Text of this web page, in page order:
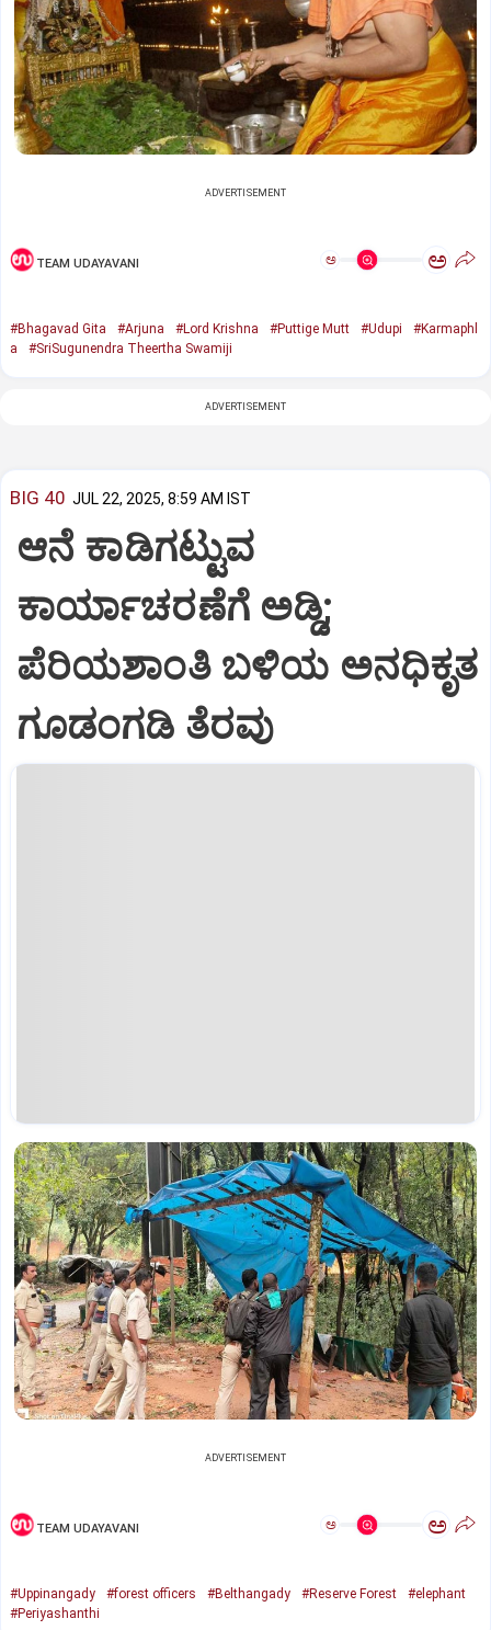
ADVERTISEMENT
TEAM UDAYAVANI ಅ ಅ
#Bhagavad Gita #Arjuna #Lord Krishna #Puttige Mutt #Udupi
#Karmaphl
a
#SriSugunendra Theertha Swamiji
ADVERTISEMENT
BIG 40 JUL 22, 2025, 8:59 AM IST
ಆನೆ ಕಾಡಿಗಟ್ಟುವ
ಕಾರ್ಯಾಚರಣೆಗೆ ಅಡ್ಡಿ;
ಪೆರಿಯಶಾಂತಿ ಬಳಿಯ ಅನಧಿಕೃತ
ಗೂಡಂಗಡಿ ತೆರವು
ADVERTISEMENT
TEAM UDAYAVANI ಅ ಅ
#Uppinangady #forest officers #Belthangady #Reserve Forest
#elephant
#Periyashanthi